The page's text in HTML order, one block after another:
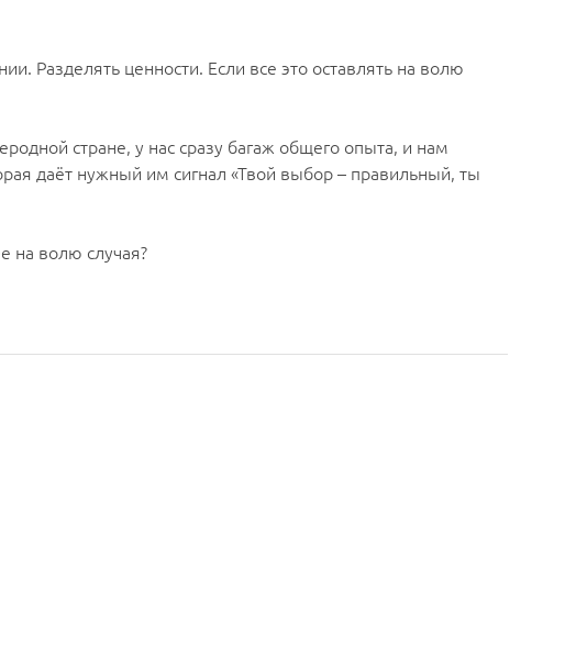
Разделять ценности. Если все это оставлять на волю
стране, у нас сразу багаж общего опыта, и нам
даёт нужный им сигнал «Твой выбор – правильный, ты
на волю случая?